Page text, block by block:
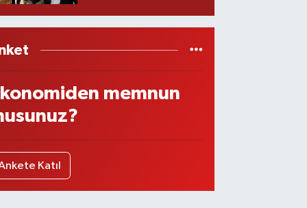
memnun
Katıl